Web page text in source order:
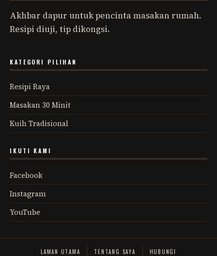
Akhbar dapur untuk pencinta masakan rumah.
Resipi diuji, tip dikongsi.
KATEGORI PILIHAN
Resipi Raya
Masakan 30 Minit
Kuih Tradisional
IKUTI KAMI
Facebook
Instagram
YouTube
LAMAN UTAMA TENTANG SAYA HUBUNGI